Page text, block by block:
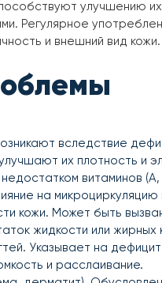
улучшению
Регулярное
и внешний вид кожи.
вследствие
их плотность и
витаминов
на
кожи. Может быть
жидкости или жирных
Указывает на
и расслаивание.